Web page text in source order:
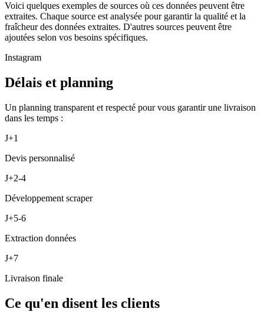
Voici quelques exemples de sources où ces données peuvent être
extraites. Chaque source est analysée pour garantir la qualité et la
fraîcheur des données extraites. D'autres sources peuvent être
ajoutées selon vos besoins spécifiques.
Instagram
Délais et planning
Un planning transparent et respecté pour vous garantir une livraison
dans les temps :
J+1
Devis personnalisé
J+2-4
Développement scraper
J+5-6
Extraction données
J+7
Livraison finale
Ce qu'en disent les clients